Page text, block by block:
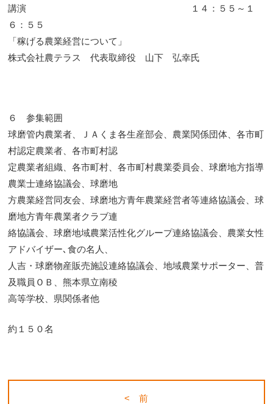
講演 １４：５５～１
６：５５
「稼げる農業経営について」
株式会社農テラス 代表取締役 山下 弘幸氏
６ 参集範囲
球磨管内農業者、ＪＡくま各生産部会、農業関係団体、各市町
村認定農業者、各市町村認
定農業者組織、各市町村、各市町村農業委員会、球磨地方指導
農業士連絡協議会、球磨地
方農業経営同友会、球磨地方青年農業経営者等連絡協議会、球
磨地方青年農業者クラブ連
絡協議会、球磨地域農業活性化グループ連絡協議会、農業女性
アドバイザー､食の名人、
人吉・球磨物産販売施設連絡協議会、地域農業サポーター、普
及職員ＯＢ、熊本県立南稜
高等学校、県関係者他
約１５０名
< 前